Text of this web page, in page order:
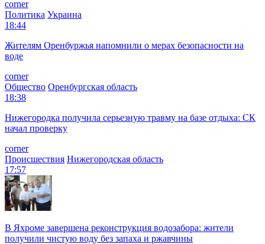
corner
Политика Украина
18:44
Жителям Оренбуржья напомнили о мерах безопасности на
воде
corner
Общество Оренбургская область
18:38
Нижегородка получила серьезную травму на базе отдыха: СК
начал проверку
corner
Происшествия Нижегородская область
17:57
В Яхроме завершена реконструкция водозабора: жители
получили чистую воду без запаха и ржавчины